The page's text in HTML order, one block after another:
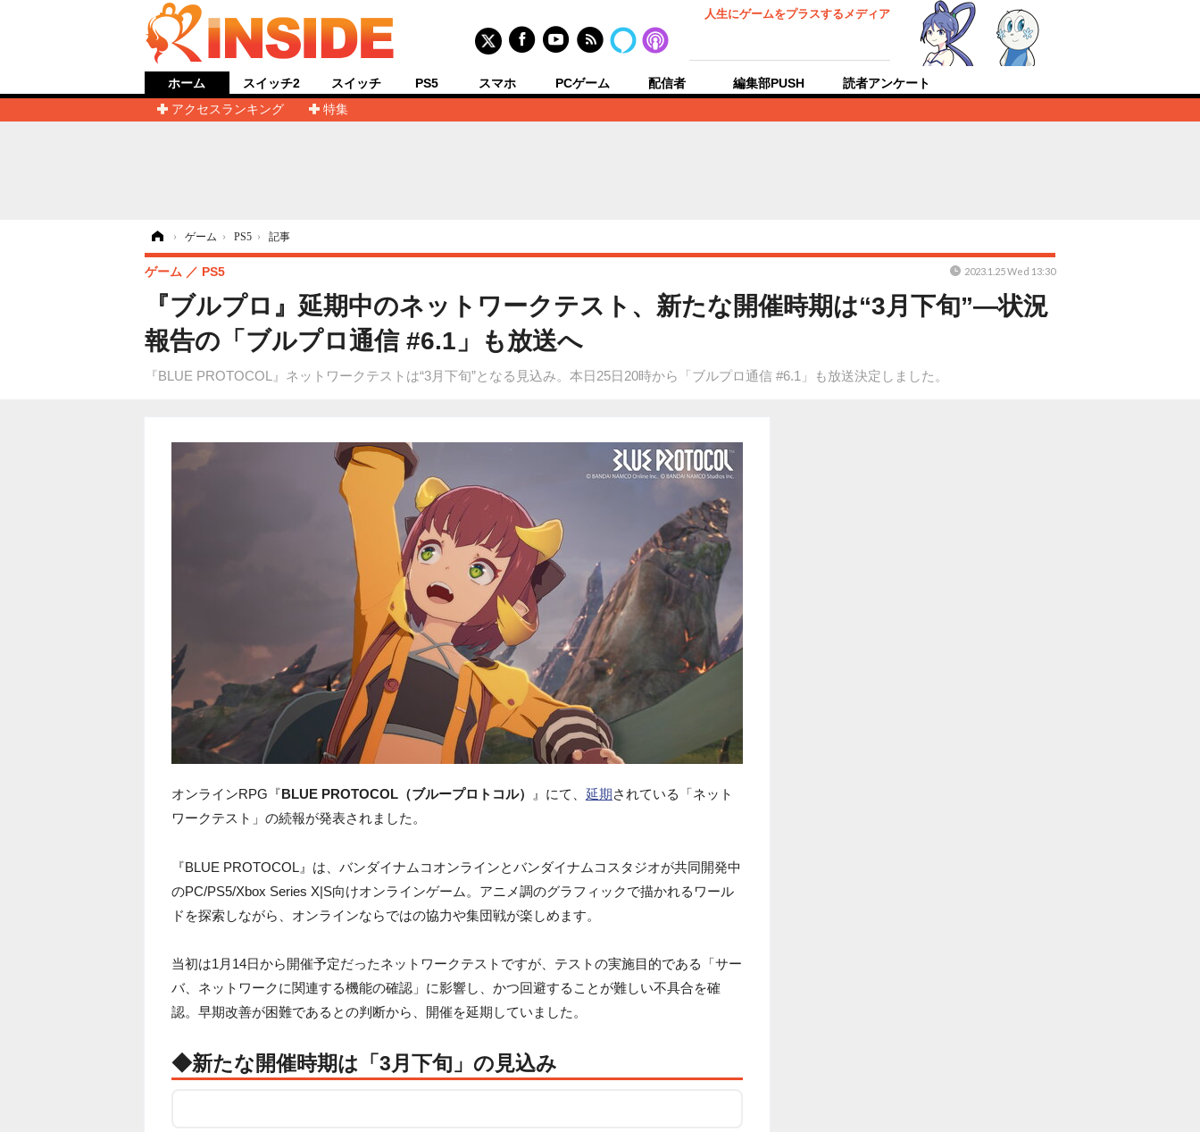
人生にゲームをプラスするメディア
ホーム
アクセスランキング
特集
スイッチ2 スイッチ PS5 スマホ PCゲーム 配信者 編集部PUSH 読者アンケート
› ゲーム › PS5 › 記事
『ブルプロ』延期中のネットワークテスト、新たな開催時期は“3月下旬”―状況
報告の「ブルプロ通信 #6.1」も放送へ
『BLUE PROTOCOL』ネットワークテストは“3月下旬”となる見込み。本日25日20時から「ブルプロ通信 #6.1」も放送決定しました。
ゲーム PS5 2023.1.25 Wed 13:30
オンラインRPG『BLUE PROTOCOL（ブループロトコル） 』にて、 延期されている「ネット
ワークテスト」の続報が発表されました。
『BLUE PROTOCOL』は、バンダイナムコオンラインとバンダイナムコスタジオが共同開発中
のPC/PS5/Xbox Series X|S向けオンラインゲーム。アニメ調のグラフィックで描かれるワール
ドを探索しながら、オンラインならではの協力や集団戦が楽しめます。
当初は1月14日から開催予定だったネットワークテストですが、テストの実施目的である「サー
バ、ネットワークに関連する機能の確認」に影響し、かつ回避することが難しい不具合を確
認。早期改善が困難であるとの判断から、開催を延期していました。
◆新たな開催時期は「3月下旬」の見込み